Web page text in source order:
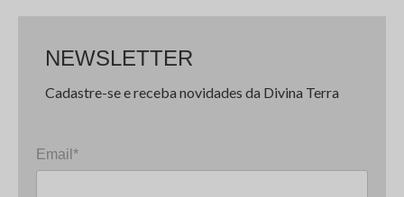
NEWSLETTER
Cadastre-se e receba novidades da Divina Terra
Email*